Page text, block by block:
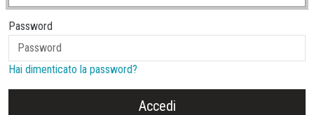
Password
Hai dimenticato la password?
Accedi